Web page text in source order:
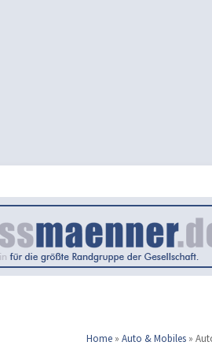
Home » Auto & Mobiles »